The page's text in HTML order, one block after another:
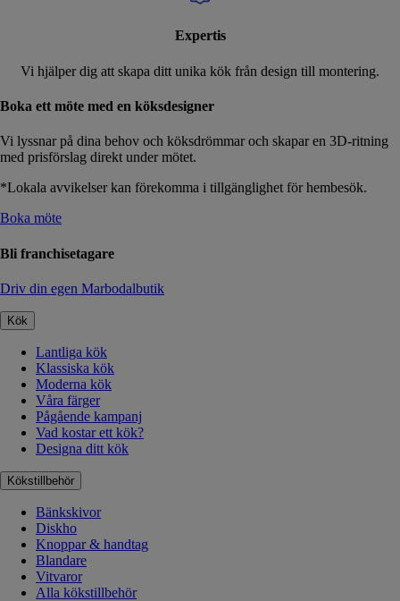
Expertis
Vi hjälper dig att skapa ditt unika kök från design till montering.
Boka ett möte med en köksdesigner
Vi lyssnar på dina behov och köksdrömmar och skapar en 3D-ritning
med prisförslag direkt under mötet.
*Lokala avvikelser kan förekomma i tillgänglighet för hembesök.
Boka möte
Bli franchisetagare
Driv din egen Marbodalbutik
Kök
Lantliga kök
Klassiska kök
Moderna kök
Våra färger
Pågående kampanj
Vad kostar ett kök?
Designa ditt kök
Kökstillbehör
Bänkskivor
Diskho
Knoppar & handtag
Blandare
Vitvaror
Alla kökstillbehör